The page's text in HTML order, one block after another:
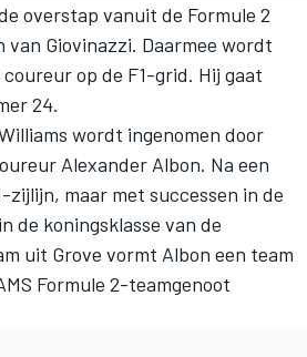
overstap vanuit de Formule 2
van Giovinazzi. Daarmee wordt
op de F1-grid. Hij gaat
24.
wordt ingenomen door
Alexander Albon. Na een
zijlijn, maar met successen in de
de koningsklasse van de
uit Grove vormt Albon een team
Formule 2-teamgenoot